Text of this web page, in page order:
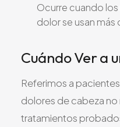
Ocurre cuando
dolor se usan más
Cuándo Ver a
Referimos a
dolores de cabeza
tratamientos